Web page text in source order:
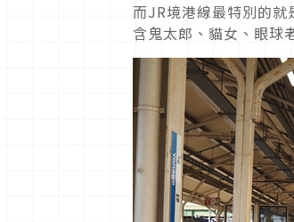
而JR境港線最特別的
含鬼太郎、貓女、眼球